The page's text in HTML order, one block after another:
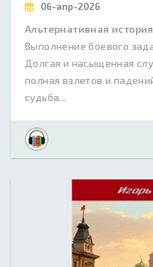
06-апр-2026
Альтернативная
Выполнение боевого
Долгая и насыщенная
полная взлетов и
судьба...